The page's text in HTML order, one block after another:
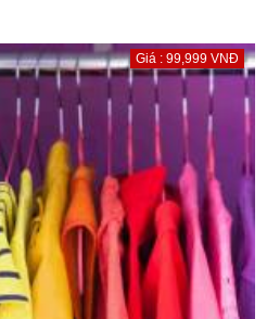
Giá : 99,999 VNĐ